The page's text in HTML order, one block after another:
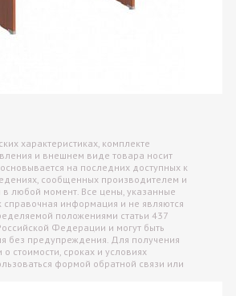
характеристиках, комплекте
и внешнем виде товара носит
на последних доступных к
сообщенных производителем и
в любой момент. Все цены, указанные
справочная информация и не являются
положениями статьи 437
Федерации и могут быть
без предупреждения. Для получения
стоимости, сроках и условиях
формой обратной связи или